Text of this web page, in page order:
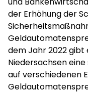
der Erhöhung der
dem Jahr 2022 gibt
Niedersachsen
auf verschiedenen